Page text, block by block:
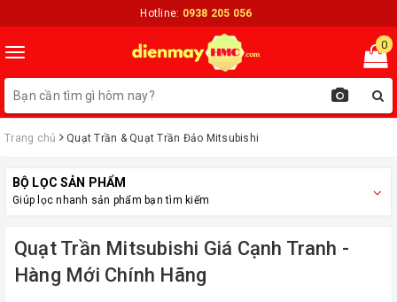
Hotline: 0938 205 056
Toggle
navigation
0
Trang chủ Quạt Trần & Quạt Trần Đảo Mitsubishi
BỘ LỌC SẢN PHẨM
Giúp lọc nhanh sản phẩm bạn tìm kiếm
Quạt Trần Mitsubishi Giá Cạnh Tranh -
Hàng Mới Chính Hãng